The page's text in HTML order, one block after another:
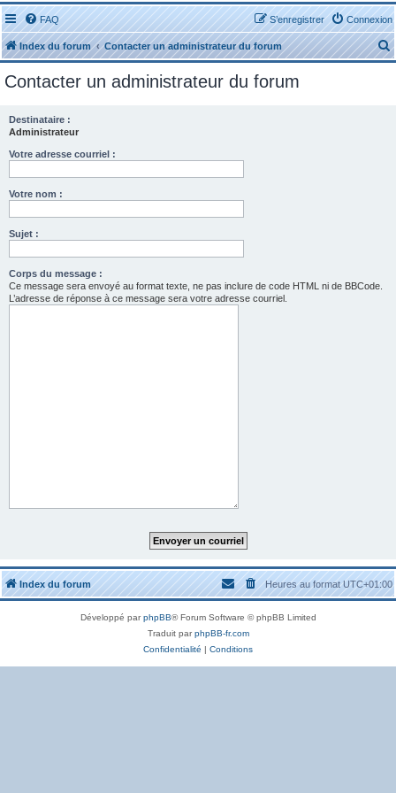
FAQ Connexion
S’enregistrer
Index du forum Contacter un administrateur du forum
e
Contacter un administrateur du forum
Destinataire :
Administrateur
Votre adresse courriel :
Votre nom :
Sujet :
Corps du message :
Ce message sera envoyé au format texte, ne pas inclure de code HTML ni de BBCode.
L’adresse de réponse à ce message sera votre adresse courriel.
Index du forum Heures au formatUTC+01:00
Développé parphpBB® Forum Software © phpBB Limited
Traduit parphpBB-fr.com
Confidentialité | Conditions